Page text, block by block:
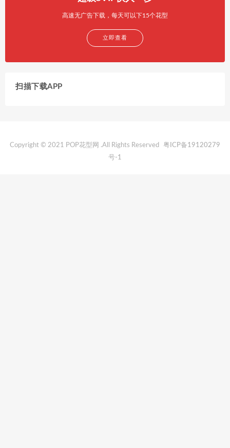
高速无广告下载，每天可以下15个花型
立即查看
扫描下载APP
Copyright © 2021 POP花型网 .All Rights Reserved
粤ICP备19120279
号-1